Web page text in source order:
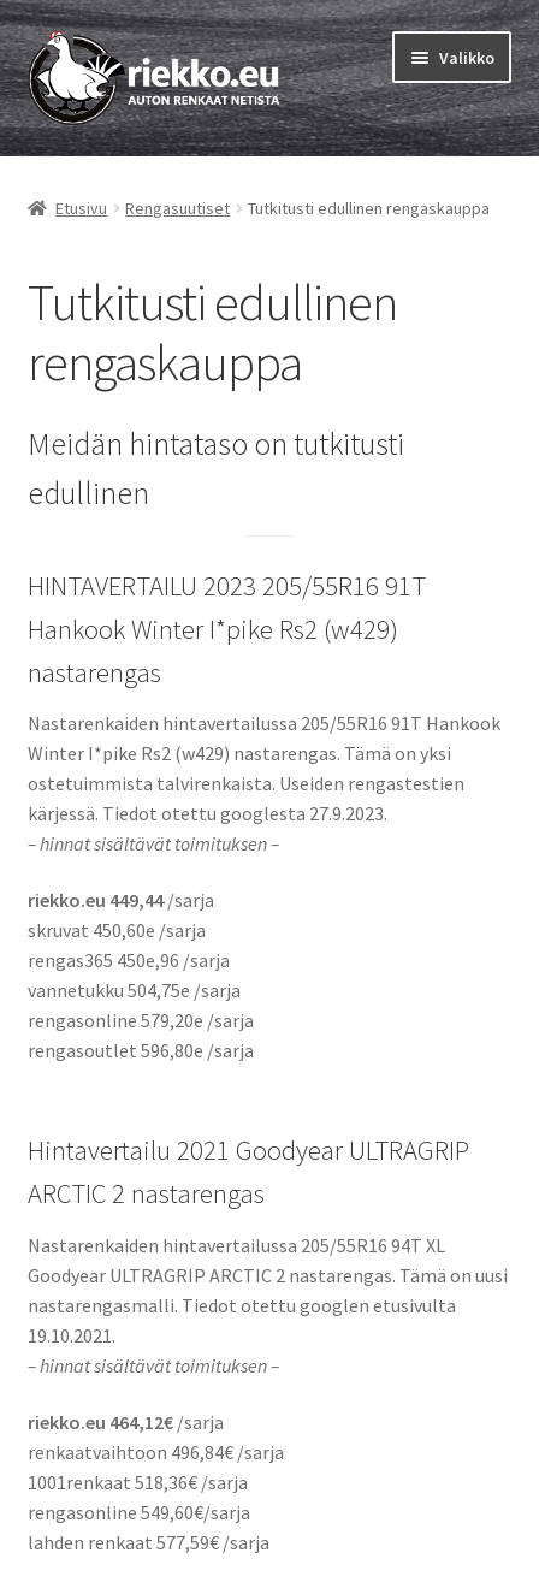
Siirry
navigointiin
Siirry
sisältöön
Valikko
Etusivu
Vinkit & ohjeet
Auton rengastestit
Valitse oikea rengaskoko
Auton kitkarenkaat
Auton renkaat osamaksulla
Auton renkaiden nopeusluokat
Blogi & artikkelit
Halvat auton renkaat
Renkaan kantavuus
Rengasvalmistajat
Rengasmerkinnät
Renkaan ikä ja DOT merkintä
Urasyvyydet ja tieliikennelaki
Lahjakortit
Tilausohjeet
Auton renkaat
Rengastestit
Etusivu Rengasuutiset Tutkitusti edullinen rengaskauppa
Tutkitusti edullinen
rengaskauppa
Meidän hintataso on tutkitusti
edullinen
HINTAVERTAILU 2023 205/55R16 91T
Hankook Winter I*pike Rs2 (w429)
nastarengas
Nastarenkaiden hintavertailussa 205/55R16 91T Hankook
Winter I*pike Rs2 (w429) nastarengas. Tämä on yksi
ostetuimmista talvirenkaista. Useiden rengastestien
kärjessä. Tiedot otettu googlesta 27.9.2023.
– hinnat sisältävät toimituksen –
riekko.eu 449,44/sarja
skruvat 450,60e /sarja
rengas365 450e,96 /sarja
vannetukku 504,75e /sarja
rengasonline 579,20e /sarja
rengasoutlet 596,80e /sarja
Hintavertailu 2021 Goodyear ULTRAGRIP
ARCTIC 2 nastarengas
Nastarenkaiden hintavertailussa 205/55R16 94T XL
Goodyear ULTRAGRIP ARCTIC 2 nastarengas. Tämä on uusi
nastarengasmalli. Tiedot otettu googlen etusivulta
19.10.2021.
– hinnat sisältävät toimituksen –
riekko.eu 464,12€ /sarja
renkaatvaihtoon 496,84€ /sarja
1001renkaat 518,36€ /sarja
rengasonline 549,60€/sarja
lahden renkaat 577,59€ /sarja